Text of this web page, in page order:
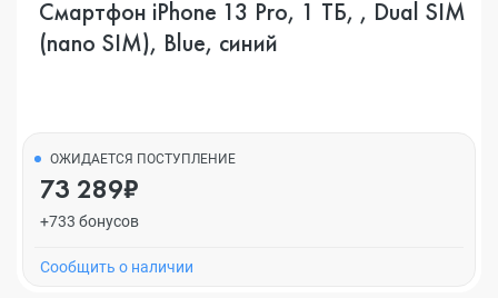
Смартфон iPhone 13 Pro, 1 ТБ, , Dual SIM
(nano SIM), Blue, синий
ОЖИДАЕТСЯ ПОСТУПЛЕНИЕ
73 289₽
+733 бонусов
Cообщить о наличии